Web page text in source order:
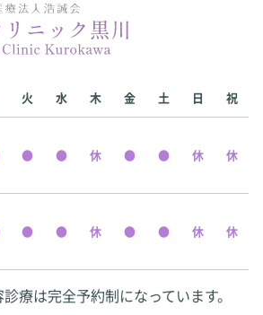
火 水 木 金 土 日 祝
療は完全予約制になっています。